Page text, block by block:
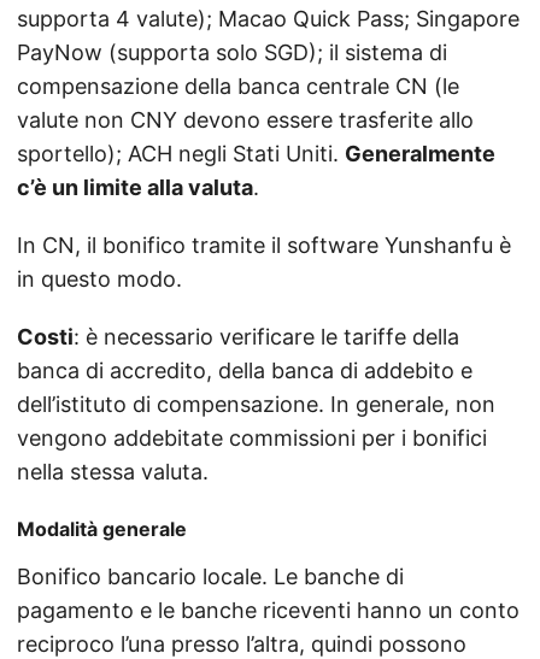
supporta 4 valute); Macao Quick Pass; Singapore
PayNow (supporta solo SGD); il sistema di
compensazione della banca centrale CN (le
valute non CNY devono essere trasferite allo
sportello); ACH negli Stati Uniti. Generalmente
c’è un limite alla valuta.
In CN, il bonifico tramite il software Yunshanfu è
in questo modo.
Costi: è necessario verificare le tariffe della
banca di accredito, della banca di addebito e
dell’istituto di compensazione. In generale, non
vengono addebitate commissioni per i bonifici
nella stessa valuta.
Modalità generale
Bonifico bancario locale. Le banche di
pagamento e le banche riceventi hanno un conto
reciproco l’una presso l’altra, quindi possono